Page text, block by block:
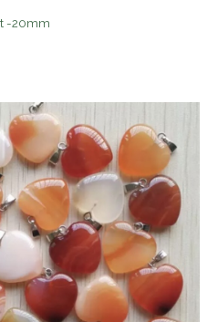
-20mm
slideshow Items